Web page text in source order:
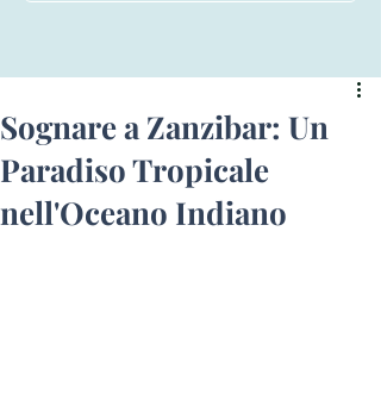
Sognare a Zanzibar: Un
Paradiso Tropicale
nell'Oceano Indiano